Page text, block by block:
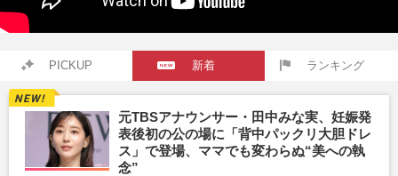
PICKUP 新着 ランキング
元TBSアナウンサー・田中みな実、妊娠発
表後初の公の場に「背中パックリ大胆ドレ
ス」で登場、ママでも変わらぬ“美への執
念”